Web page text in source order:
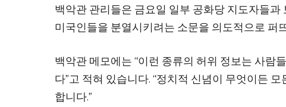
백악관 관리들은 금요일 일부 공화당 지도자들
미국인들을 분열시키려는 소문을 의도적으로 퍼
백악관 메모에는 “이런 종류의 허위 정보는 사람
다”고 적혀 있습니다. “정치적 신념이 무엇이든
합니다.”